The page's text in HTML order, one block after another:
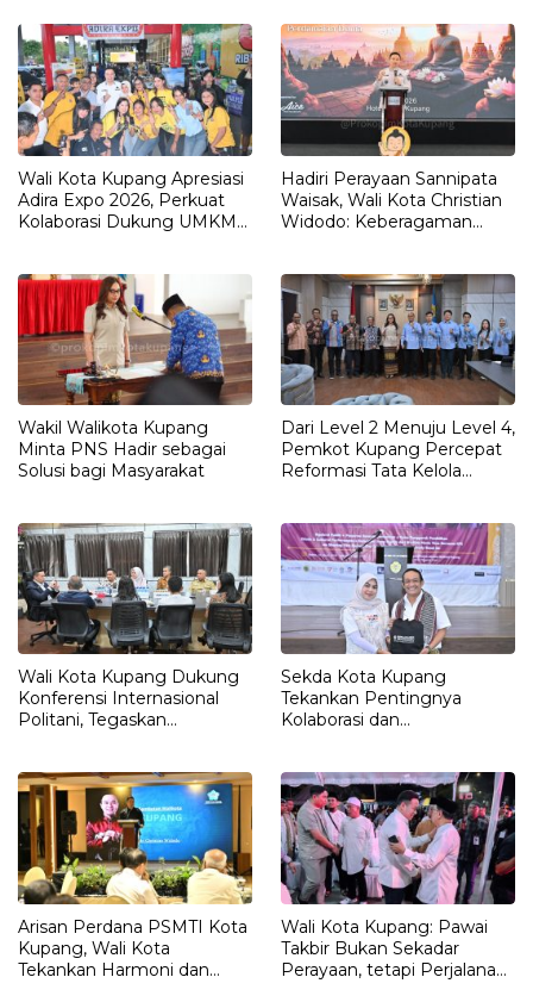
Wali Kota Kupang Apresiasi
Adira Expo 2026, Perkuat
Kolaborasi Dukung UMKM
Hadiri Perayaan Sannipata
Waisak, Wali Kota Christian
Widodo: Keberagaman
Wakil Walikota Kupang
Minta PNS Hadir sebagai
Solusi bagi Masyarakat
Dari Level 2 Menuju Level 4,
Pemkot Kupang Percepat
Reformasi Tata Kelola
Wali Kota Kupang Dukung
Konferensi Internasional
Politani, Tegaskan
Pembangunan
Berkelanjutan
Sekda Kota Kupang
Tekankan Pentingnya
Kolaborasi dan
Arisan Perdana PSMTI Kota
Kupang, Wali Kota
Tekankan Harmoni dan
Wali Kota Kupang: Pawai
Takbir Bukan Sekadar
Perayaan, tetapi Perjalanan